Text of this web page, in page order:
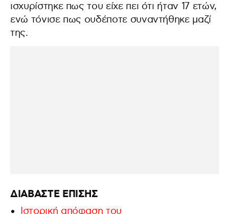
ισχυρίστηκε πως του είχε πει ότι ήταν 17 ετών,
ενώ τόνισε πως ουδέποτε συναντήθηκε μαζί
της.
ΔΙΑΒΑΣΤΕ ΕΠΙΣΗΣ
Ιστορική απόφαση του